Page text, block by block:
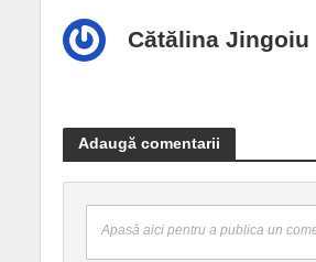
Cătălina Jingoiu
Adaugă comentarii
Apasă aici pentru a publica un